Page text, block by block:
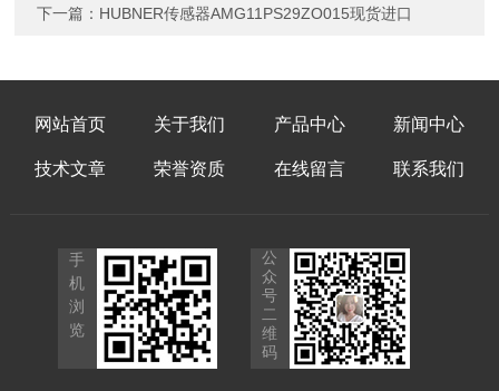
下一篇： HUBNER传感器AMG11PS29ZO015现货进口
网站首页 关于我们 产品中心 新闻中心
技术文章 荣誉资质 在线留言 联系我们
手
机
浏
览
公
众
号
二
维
码